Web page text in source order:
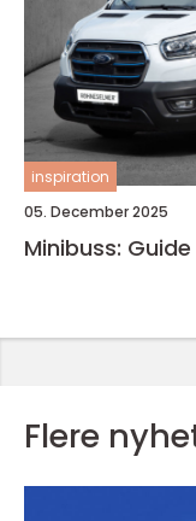
inspiration
05. December 2025
Minibuss:
Flere